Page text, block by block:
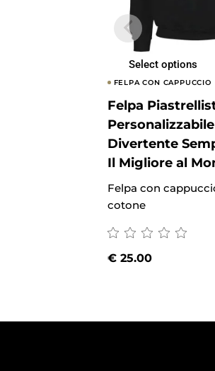
Select options
FELPA CON CAPPUCCIO
Felpa
Divertente
Il Migliore al
Felpa con
cotone
€25.00